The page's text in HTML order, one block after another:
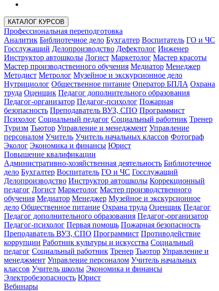
КАТАЛОГ КУРСОВ
Профессиональная переподготовка
Аналитик Библиотечное дело Бухгалтер Воспитатель ГО и ЧС
Госслужащий Делопроизводство Дефектолог Инженер
Инструктор автошколы Логист Маркетолог Мастер красоты
Мастер производственного обучения Медиатор Менеджер
Методист Метролог Музейное и экскурсионное дело
Нутрициолог Общественное питание Оператор БПЛА Охрана
труда Оценщик Педагог дополнительного образования
Педагог-организатор Педагог-психолог Пожарная
безопасность Преподаватель ВУЗ, СПО Программист
Психолог Социальный педагог Социальный работник Тренер
Туризм Тьютор Управление и менеджмент Управление
персоналом Учитель Учитель начальных классов Фотограф
Эколог Экономика и финансы Юрист
Повышение квалификации
Административно-хозяйственная деятельность Библиотечное
дело Бухгалтер Воспитатель ГО и ЧС Госслужащий
Делопроизводство Инструктор автошколы Коррекционный
педагог Логист Маркетолог Мастер производственного
обучения Медиатор Менеджер Музейное и экскурсионное
дело Общественное питание Охрана труда Оценщик Педагог
Педагог дополнительного образования Педагог-организатор
Педагог-психолог Первая помощь Пожарная безопасность
Преподаватель ВУЗ, СПО Программист Противодействие
коррупции Работник культуры и искусства Социальный
педагог Социальный работник Тренер Тьютор Управление и
менеджмент Управление персоналом Учитель начальных
классов Учитель школы Экономика и финансы
Электробезопасность Юрист
Вебинары